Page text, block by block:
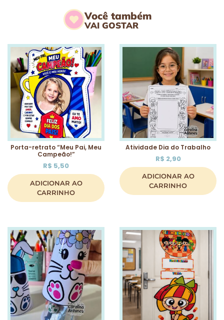
Você também
VAI GOSTAR
Porta-retrato “Meu Pai, Meu
Campeão!”
R$ 5,50
ADICIONAR AO
CARRINHO
Atividade Dia do Trabalho
R$ 2,90
ADICIONAR AO
CARRINHO